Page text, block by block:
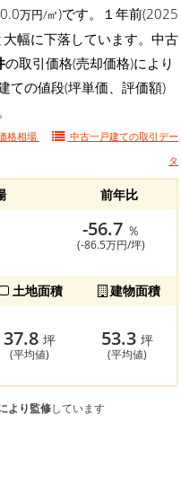
万円/㎡)です。１年前(2025
幅に下落しています。中古
の取引価格(売却価格)により
ての値段(坪単価、評価額)
格相場 中古一戸建ての取引デー
タ
前年比
-56.7 ％
(-86.5万円/坪)
土地面積 建物面積
37.8 坪
(平均値)
53.3坪
(平均値)
より監修しています